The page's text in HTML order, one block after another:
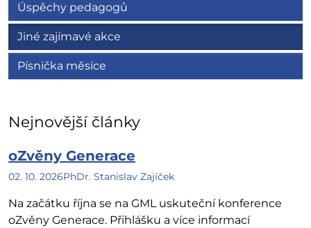
Úspěchy pedagogů
Jiné zajímavé akce
Písnička měsíce
Nejnovější články
oZvěny Generace
02. 10. 2026PhDr. Stanislav Zajíček
Na začátku října se na GML uskuteční konference
oZvěny Generace. Přihlášku a více informací